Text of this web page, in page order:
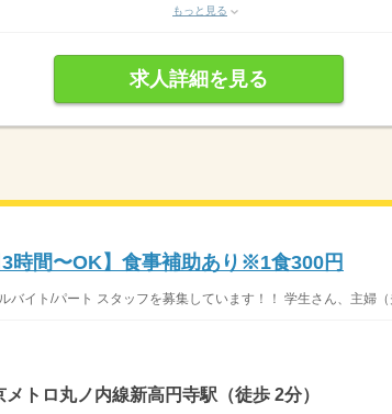
もっと見る
求人詳細を見る
時間〜OK】食事補助あり※1食300円
バイト/パート スタッフを募集しています！！ 学生さん、主婦（
トロ丸ノ内線新高円寺駅（徒歩 2分）